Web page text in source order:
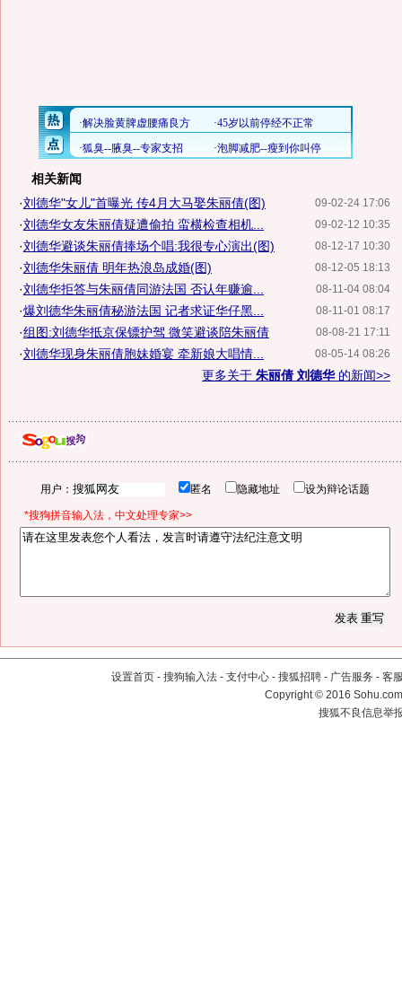
相关新闻
09-02-24 17:06
·刘德华"女儿"首曝光 传4月大马娶朱丽倩(图)
09-02-12 10:35
·刘德华女友朱丽倩疑遭偷拍 蛮横检查相机...
08-12-17 10:30
·刘德华避谈朱丽倩捧场个唱:我很专心演出(图)
08-12-05 18:13
·刘德华朱丽倩 明年热浪岛成婚(图)
08-11-04 08:04
·刘德华拒答与朱丽倩同游法国 否认年赚逾...
08-11-01 08:17
·爆刘德华朱丽倩秘游法国 记者求证华仔黑...
08-08-21 17:11
·组图:刘德华抵京保镖护驾 微笑避谈陪朱丽倩
08-05-14 08:26
·刘德华现身朱丽倩胞妹婚宴 牵新娘大唱情...
更多关于 朱丽倩 刘德华的新闻>>
用户： 匿名 隐藏地址 设为辩论话题
*搜狗拼音输入法，中文处理专家>>
设置首页 - 搜狗输入法 - 支付中心 - 搜狐招聘 - 广告服务 - 客
Copyright©2016
搜狐不良信息举